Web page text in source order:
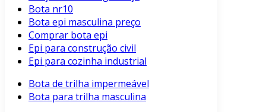
Bota nr10
Bota epi masculina preço
Comprar bota epi
Epi para construção civil
Epi para cozinha industrial
Bota de trilha impermeável
Bota para trilha masculina